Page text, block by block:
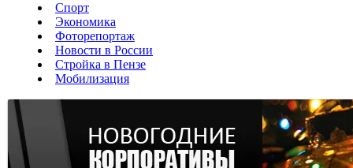
Спорт
Экономика
Фоторепортаж
Новости в России
Стройка в Пензе
Мобилизация